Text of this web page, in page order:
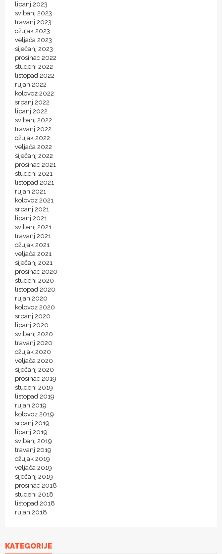
lipanj 2023
svibanj 2023
travanj 2023
ožujak 2023
veljača 2023
siječanj 2023
prosinac 2022
studeni 2022
listopad 2022
rujan 2022
kolovoz 2022
srpanj 2022
lipanj 2022
svibanj 2022
travanj 2022
ožujak 2022
veljača 2022
siječanj 2022
prosinac 2021
studeni 2021
listopad 2021
rujan 2021
kolovoz 2021
srpanj 2021
lipanj 2021
svibanj 2021
travanj 2021
ožujak 2021
veljača 2021
siječanj 2021
prosinac 2020
studeni 2020
listopad 2020
rujan 2020
kolovoz 2020
srpanj 2020
lipanj 2020
svibanj 2020
travanj 2020
ožujak 2020
veljača 2020
siječanj 2020
prosinac 2019
studeni 2019
listopad 2019
rujan 2019
kolovoz 2019
srpanj 2019
lipanj 2019
svibanj 2019
travanj 2019
ožujak 2019
veljača 2019
siječanj 2019
prosinac 2018
studeni 2018
listopad 2018
rujan 2018
KATEGORIJE